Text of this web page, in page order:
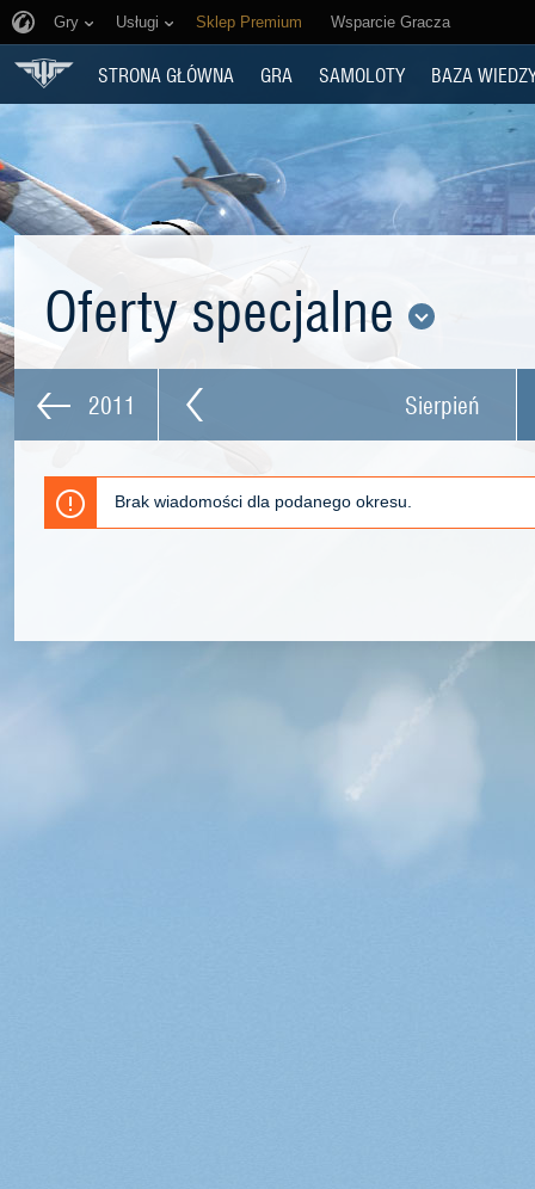
Gry Usługi Sklep Premium Wsparcie Gracza
STRONA GŁÓWNA GRA SAMOLOTY BAZA
Oferty specjalne
2011 Sierpień
Brak wiadomości dla podanego okresu.